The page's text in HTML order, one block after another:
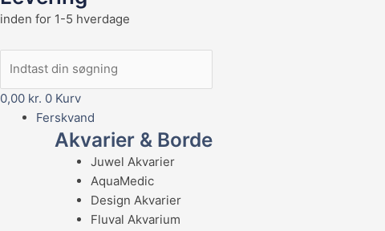
inden for 1-5 hverdage
0,00 kr. 0 Kurv
Ferskvand
Akvarier & Borde
Juwel Akvarier
AquaMedic
Design Akvarier
Fluval Akvarium